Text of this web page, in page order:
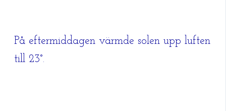
På eftermiddagen värmde solen upp luften
till 23°.